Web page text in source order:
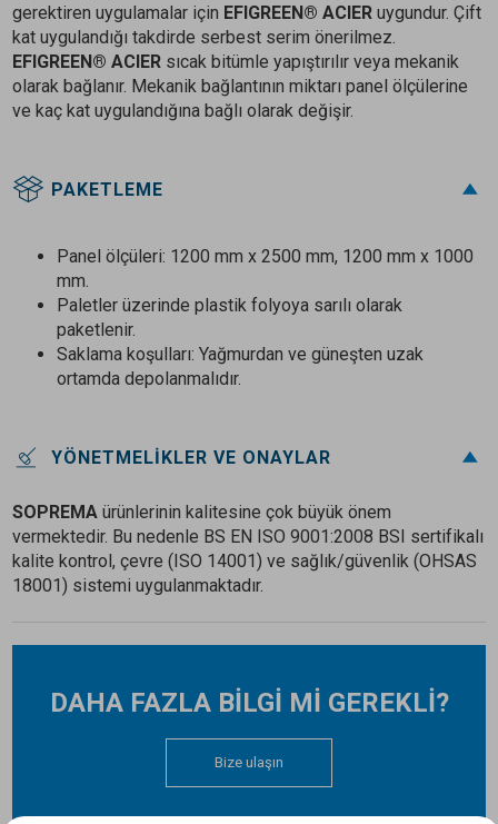
gerektiren uygulamalar için EFIGREEN® ACIER uygundur. Çift
kat uygulandığı takdirde serbest serim önerilmez.
EFIGREEN® ACIER sıcak bitümle yapıştırılır veya mekanik
olarak bağlanır. Mekanik bağlantının miktarı panel ölçülerine
ve kaç kat uygulandığına bağlı olarak değişir.
PAKETLEME
Panel ölçüleri: 1200 mm x 2500 mm, 1200 mm x 1000
mm.
Paletler üzerinde plastik folyoya sarılı olarak
paketlenir.
Saklama koşulları: Yağmurdan ve güneşten uzak
ortamda depolanmalıdır.
YÖNETMELIKLER VE ONAYLAR
SOPREMA ürünlerinin kalitesine çok büyük önem
vermektedir. Bu nedenle BS EN ISO 9001:2008 BSI sertifikalı
kalite kontrol, çevre (ISO 14001) ve sağlık/güvenlik (OHSAS
18001) sistemi uygulanmaktadır.
DAHA FAZLA BİLGİ Mİ GEREKLİ?
Bize ulaşın